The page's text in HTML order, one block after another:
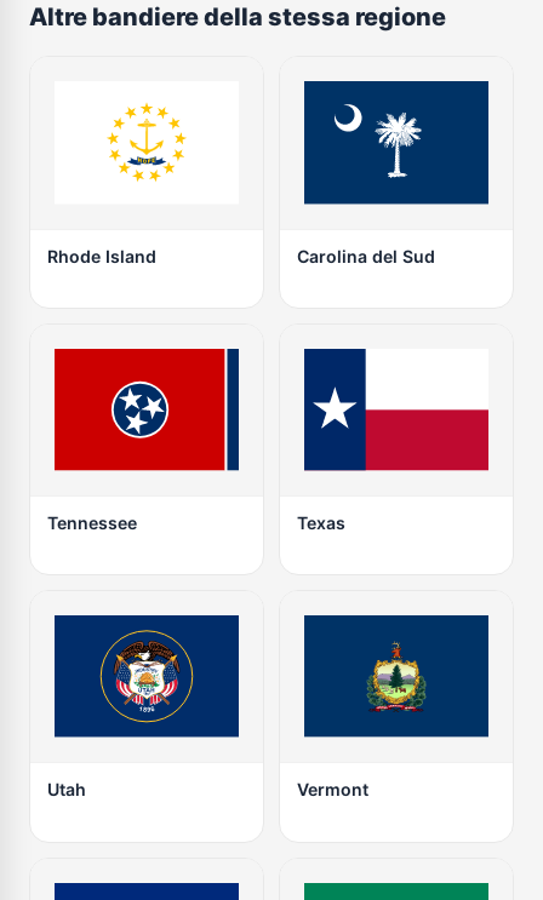
Altre bandiere della stessa regione
Rhode Island Carolina del Sud
Tennessee Texas
Utah Vermont